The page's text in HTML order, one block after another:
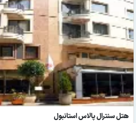
هتل سنترال پالاس استانبول